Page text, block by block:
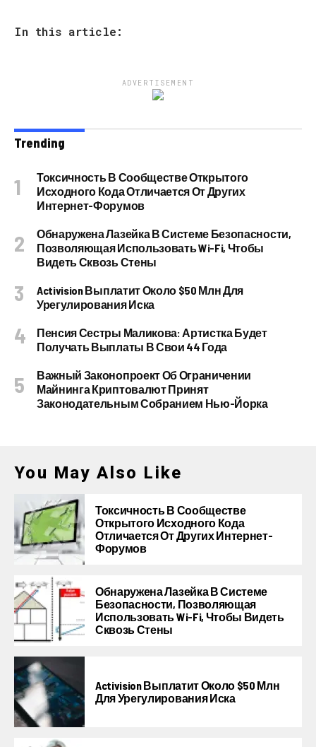
In this article:
ADVERTISEMENT
Trending
Токсичность В Сообществе Открытого
Исходного Кода Отличается От Других
Интернет-Форумов
Обнаружена Лазейка В Системе Безопасности,
Позволяющая Использовать Wi-Fi, Чтобы
Видеть Сквозь Стены
Activision Выплатит Около $50 Млн Для
Урегулирования Иска
Пенсия Сестры Маликова: Артистка Будет
Получать Выплаты В Свои 44 Года
Важный Законопроект Об Ограничении
Майнинга Криптовалют Принят
Законодательным Собранием Нью-Йорка
You May Also Like
Токсичность В Сообществе
Открытого Исходного Кода
Отличается От Других Интернет-
Форумов
Обнаружена Лазейка В Системе
Безопасности, Позволяющая
Использовать Wi-Fi, Чтобы Видеть
Сквозь Стены
Activision Выплатит Около $50 Млн
Для Урегулирования Иска